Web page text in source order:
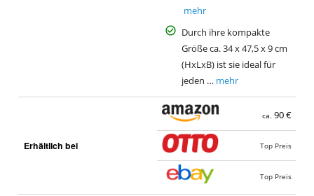
mehr
Durch ihre kompakte
Größe ca. 34 x 47,5 x 9 cm
(HxLxB) ist sie ideal für
jeden … mehr
Erhältlich bei
ca. 90 €
Top Preis
Top Preis